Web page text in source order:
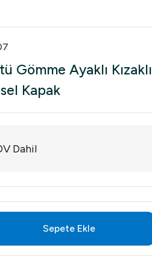
Gömme Ayaklı Kızaklı
Kapak
Dahil
Sepete Ekle